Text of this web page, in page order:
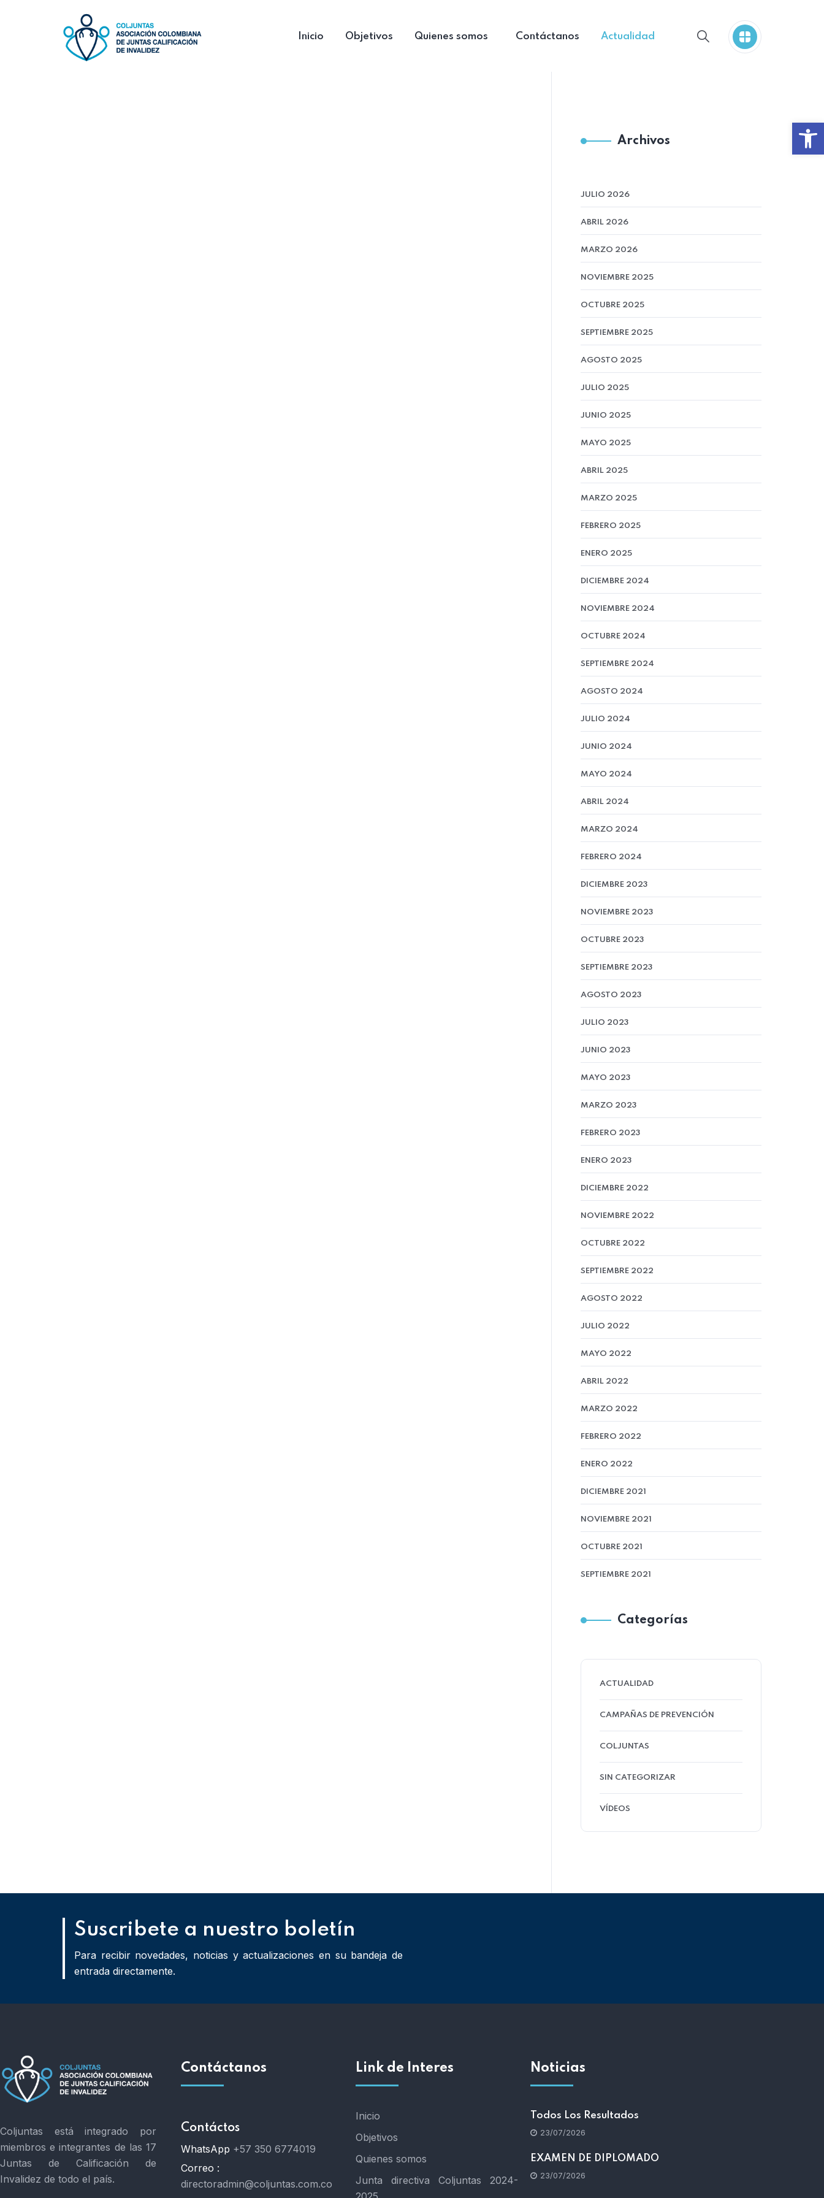
Inicio Objetivos Quienes somos Contáctanos Actualidad
Archivos
JULIO 2026
ABRIL 2026
MARZO 2026
NOVIEMBRE 2025
OCTUBRE 2025
SEPTIEMBRE 2025
AGOSTO 2025
JULIO 2025
JUNIO 2025
MAYO 2025
ABRIL 2025
MARZO 2025
FEBRERO 2025
ENERO 2025
DICIEMBRE 2024
NOVIEMBRE 2024
OCTUBRE 2024
SEPTIEMBRE 2024
AGOSTO 2024
JULIO 2024
JUNIO 2024
MAYO 2024
ABRIL 2024
MARZO 2024
FEBRERO 2024
DICIEMBRE 2023
NOVIEMBRE 2023
OCTUBRE 2023
SEPTIEMBRE 2023
AGOSTO 2023
JULIO 2023
JUNIO 2023
MAYO 2023
MARZO 2023
FEBRERO 2023
ENERO 2023
DICIEMBRE 2022
NOVIEMBRE 2022
OCTUBRE 2022
SEPTIEMBRE 2022
AGOSTO 2022
JULIO 2022
MAYO 2022
ABRIL 2022
MARZO 2022
FEBRERO 2022
ENERO 2022
DICIEMBRE 2021
NOVIEMBRE 2021
OCTUBRE 2021
SEPTIEMBRE 2021
Categorías
ACTUALIDAD
CAMPAÑAS DE PREVENCIÓN
COLJUNTAS
SIN CATEGORIZAR
VÍDEOS
Suscribete a nuestro boletín
Para recibir novedades, noticias y actualizaciones en su bandeja de
entrada directamente.
Coljuntas está integrado por
miembros e integrantes de las 17
Juntas de Calificación de
Invalidez de todo el país.
Contáctanos
Contáctos
WhatsApp +57 350 6774019
Correo :
directoradmin@coljuntas.com.co
Link de Interes
Inicio
Objetivos
Quienes somos
Junta directiva Coljuntas 2024-
Noticias
Todos Los Resultados
23/07/2026
EXAMEN DE DIPLOMADO
23/07/2026
Abrir